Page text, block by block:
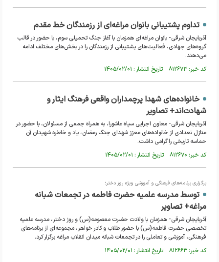
تداوم پشتیبانی بانوان مراغه‌ای از رزمندگان خط مقدم
آذربایجان شرقی- بانوان مراغه‌ای همزمان با آغاز جنگ تحمیلی سوم، با حضور در قالب
گروه‌های جهادی، فعالیت‌های پشتیبانی از رزمندگان را در بخش‌های مختلف ادامه
می‌دهند.
کد خبر: ۸۱۲۶۷۳ تاریخ انتشار : ۱۴۰۵/۰۲/۰۱
خانواده‌های شهدا پرچمداران واقعی فرهنگ ایثار و
شهادت‌اند+ تصاویر
آذربایجان شرقی- معاون اجرایی سپاه عاشورا، به همراه جمعی از مسئولان، با حضور در
منازل تعدادی از خانواده‌های معزز شهدای جنگ رمضان، یاد و خاطره شهیدان آن
حماسه تاریخی را گرامی داشت.
کد خبر: ۸۱۲۶۷۰ تاریخ انتشار : ۱۴۰۵/۰۲/۰۱
برگزاری برنامه‌های فرهنگی و آموزشی ویژه روز دختر؛
توسط مدرسه علمیه حضرت فاطمه در تجمعات شبانه
مراغه+ تصاویر
آذربایجان شرقی- همزمان با ولادت حضرت معصومه(س) و روز دختر، مدرسه علمیه
تخصصی حضرت فاطمه(س) با حضور طلاب و کادر خواهر، مجموعه‌ای از برنامه‌های
فرهنگی، آموزشی و تعاملی را در تجمعات شبانه میدان انقلاب مراغه برگزار کرد.
کد خبر: ۸۱۲۶۶۳ تاریخ انتشار : ۱۴۰۵/۰۲/۰۱